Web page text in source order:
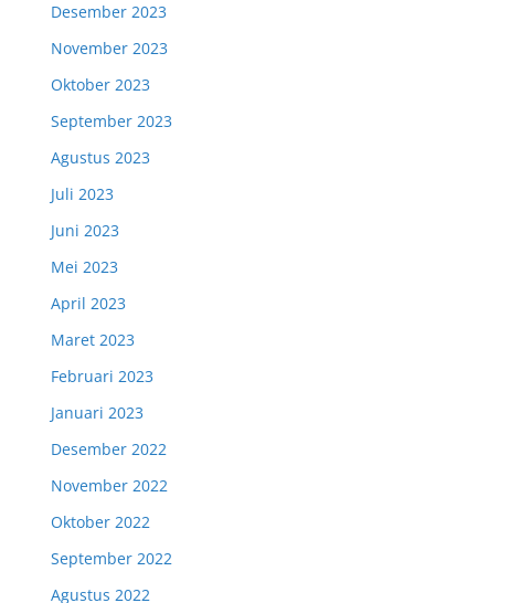
Desember 2023
November 2023
Oktober 2023
September 2023
Agustus 2023
Juli 2023
Juni 2023
Mei 2023
April 2023
Maret 2023
Februari 2023
Januari 2023
Desember 2022
November 2022
Oktober 2022
September 2022
Agustus 2022